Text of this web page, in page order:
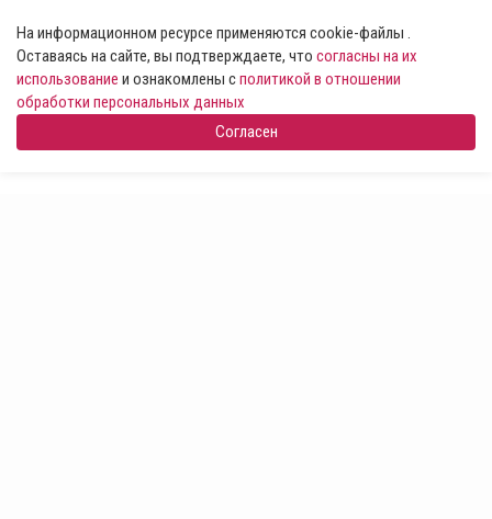
На информационном ресурсе применяются cookie-файлы .
Оставаясь на сайте, вы подтверждаете, что согласны на их
использование и ознакомлены сполитикой в отношении
обработки персональных данных
Согласен